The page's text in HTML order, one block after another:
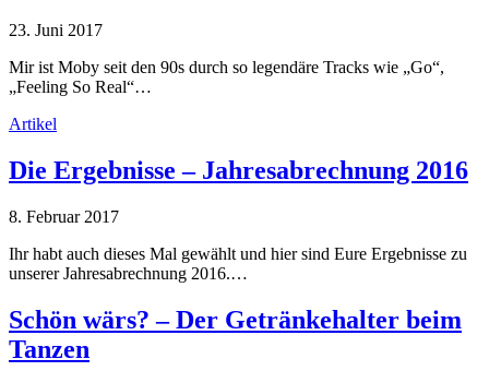
23. Juni 2017
Mir ist Moby seit den 90s durch so legendäre Tracks wie „Go“,
„Feeling So Real“…
Artikel
Die Ergebnisse – Jahresabrechnung 2016
8. Februar 2017
Ihr habt auch dieses Mal gewählt und hier sind Eure Ergebnisse zu
unserer Jahresabrechnung 2016.…
Schön wärs? – Der Getränkehalter beim
Tanzen